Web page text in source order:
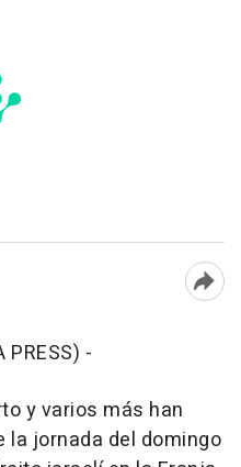
PRESS) -
y varios más han
la jornada del domingo